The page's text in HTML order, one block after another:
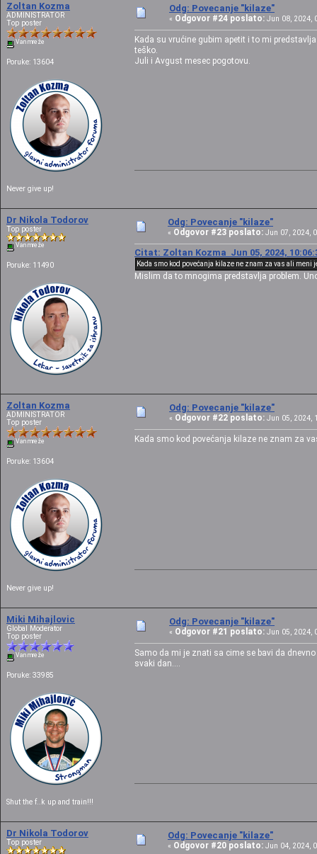
Zoltan Kozma
ADMINISTRATOR
Top poster
Van mreže
Poruke: 13604
Never give up!
Odg: Povecanje "kilaze"
« Odgovor #24 poslato: Jun 08, 2024,
Kada su vrućine gubim apetit i to mi
teško.
Juli i Avgust mesec pogotovu.
Dr Nikola Todorov
Top poster
Van mreže
Poruke: 11490
Odg: Povecanje "kilaze"
« Odgovor #23 poslato: Jun 07, 2024,
Citat: Zoltan Kozma Jun 05, 2024,
Kada smo kod povećanja kilaze ne znam za vas ali meni
Mislim da to mnogima predstavlja problem.
Zoltan Kozma
ADMINISTRATOR
Top poster
Van mreže
Poruke: 13604
Never give up!
Odg: Povecanje "kilaze"
« Odgovor #22 poslato: Jun 05, 2024,
Kada smo kod povećanja kilaze ne znam za
Miki Mihajlovic
Global Moderator
Top poster
Van mreže
Poruke: 33985
Shut the f..k up and train!!!
Odg: Povecanje "kilaze"
« Odgovor #21 poslato: Jun 05, 2024,
Samo da mi je znati sa cime se bavi da
svaki dan....
Dr Nikola Todorov
Top poster
Odg: Povecanje "kilaze"
« Odgovor #20 poslato: Jun 04, 2024,